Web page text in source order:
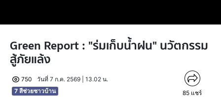
Green Report : "ร่มเก็บน้ำฝน" นวัตกรรม
สู้ภัยแล้ง
750
วันที่ 7 ก.ค. 2569 | 13.02 น.
7 สีช่วยชาวบ้าน
85 แชร์